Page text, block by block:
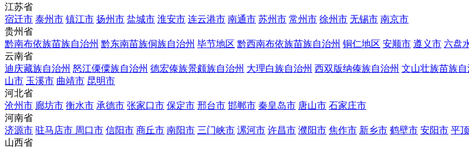
江苏省
宿迁市 泰州市 镇江市 扬州市 盐城市 淮安市 连云港市 南通市 苏州市 常州市 徐州市 无锡市 南京市
贵州省
黔南布依族苗族自治州 黔东南苗族侗族自治州 毕节地区 黔西南布依族苗族自治州 铜仁地区 安顺市 遵义市 六盘
云南省
迪庆藏族自治州 怒江傈僳族自治州 德宏傣族景颇族自治州 大理白族自治州 西双版纳傣族自治州 文山壮族苗族自
山市 玉溪市 曲靖市 昆明市
河北省
沧州市 廊坊市 衡水市 承德市 张家口市 保定市 邢台市 邯郸市 秦皇岛市 唐山市 石家庄市
河南省
济源市 驻马店市 周口市 信阳市 商丘市 南阳市 三门峡市 漯河市 许昌市 濮阳市 焦作市 新乡市 鹤壁市 安阳市 平
山西省